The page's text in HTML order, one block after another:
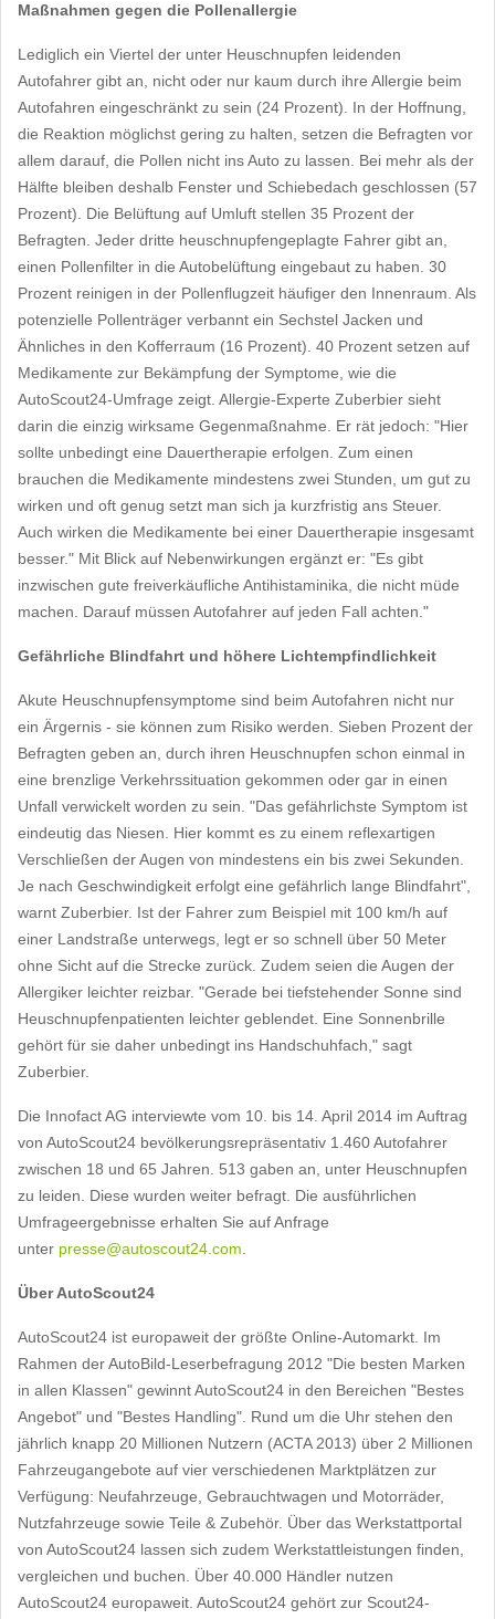
Maßnahmen gegen die Pollenallergie
Lediglich ein Viertel der unter Heuschnupfen leidenden
Autofahrer gibt an, nicht oder nur kaum durch ihre Allergie beim
Autofahren eingeschränkt zu sein (24 Prozent). In der Hoffnung,
die Reaktion möglichst gering zu halten, setzen die Befragten vor
allem darauf, die Pollen nicht ins Auto zu lassen. Bei mehr als der
Hälfte bleiben deshalb Fenster und Schiebedach geschlossen (57
Prozent). Die Belüftung auf Umluft stellen 35 Prozent der
Befragten. Jeder dritte heuschnupfengeplagte Fahrer gibt an,
einen Pollenfilter in die Autobelüftung eingebaut zu haben. 30
Prozent reinigen in der Pollenflugzeit häufiger den Innenraum. Als
potenzielle Pollenträger verbannt ein Sechstel Jacken und
Ähnliches in den Kofferraum (16 Prozent). 40 Prozent setzen auf
Medikamente zur Bekämpfung der Symptome, wie die
AutoScout24-Umfrage zeigt. Allergie-Experte Zuberbier sieht
darin die einzig wirksame Gegenmaßnahme. Er rät jedoch: "Hier
sollte unbedingt eine Dauertherapie erfolgen. Zum einen
brauchen die Medikamente mindestens zwei Stunden, um gut zu
wirken und oft genug setzt man sich ja kurzfristig ans Steuer.
Auch wirken die Medikamente bei einer Dauertherapie insgesamt
besser." Mit Blick auf Nebenwirkungen ergänzt er: "Es gibt
inzwischen gute freiverkäufliche Antihistaminika, die nicht müde
machen. Darauf müssen Autofahrer auf jeden Fall achten."
Gefährliche Blindfahrt und höhere Lichtempfindlichkeit
Akute Heuschnupfensymptome sind beim Autofahren nicht nur
ein Ärgernis - sie können zum Risiko werden. Sieben Prozent der
Befragten geben an, durch ihren Heuschnupfen schon einmal in
eine brenzlige Verkehrssituation gekommen oder gar in einen
Unfall verwickelt worden zu sein. "Das gefährlichste Symptom ist
eindeutig das Niesen. Hier kommt es zu einem reflexartigen
Verschließen der Augen von mindestens ein bis zwei Sekunden.
Je nach Geschwindigkeit erfolgt eine gefährlich lange Blindfahrt",
warnt Zuberbier. Ist der Fahrer zum Beispiel mit 100 km/h auf
einer Landstraße unterwegs, legt er so schnell über 50 Meter
ohne Sicht auf die Strecke zurück. Zudem seien die Augen der
Allergiker leichter reizbar. "Gerade bei tiefstehender Sonne sind
Heuschnupfenpatienten leichter geblendet. Eine Sonnenbrille
gehört für sie daher unbedingt ins Handschuhfach," sagt
Zuberbier.
Die Innofact AG interviewte vom 10. bis 14. April 2014 im Auftrag
von AutoScout24 bevölkerungsrepräsentativ 1.460 Autofahrer
zwischen 18 und 65 Jahren. 513 gaben an, unter Heuschnupfen
zu leiden. Diese wurden weiter befragt. Die ausführlichen
Umfrageergebnisse erhalten Sie auf Anfrage
unter presse@autoscout24.com.
Über AutoScout24
AutoScout24 ist europaweit der größte Online-Automarkt. Im
Rahmen der AutoBild-Leserbefragung 2012 "Die besten Marken
in allen Klassen" gewinnt AutoScout24 in den Bereichen "Bestes
Angebot" und "Bestes Handling". Rund um die Uhr stehen den
jährlich knapp 20 Millionen Nutzern (ACTA 2013) über 2 Millionen
Fahrzeugangebote auf vier verschiedenen Marktplätzen zur
Verfügung: Neufahrzeuge, Gebrauchtwagen und Motorräder,
Nutzfahrzeuge sowie Teile & Zubehör. Über das Werkstattportal
von AutoScout24 lassen sich zudem Werkstattleistungen finden,
vergleichen und buchen. Über 40.000 Händler nutzen
AutoScout24 europaweit. AutoScout24 gehört zur Scout24-